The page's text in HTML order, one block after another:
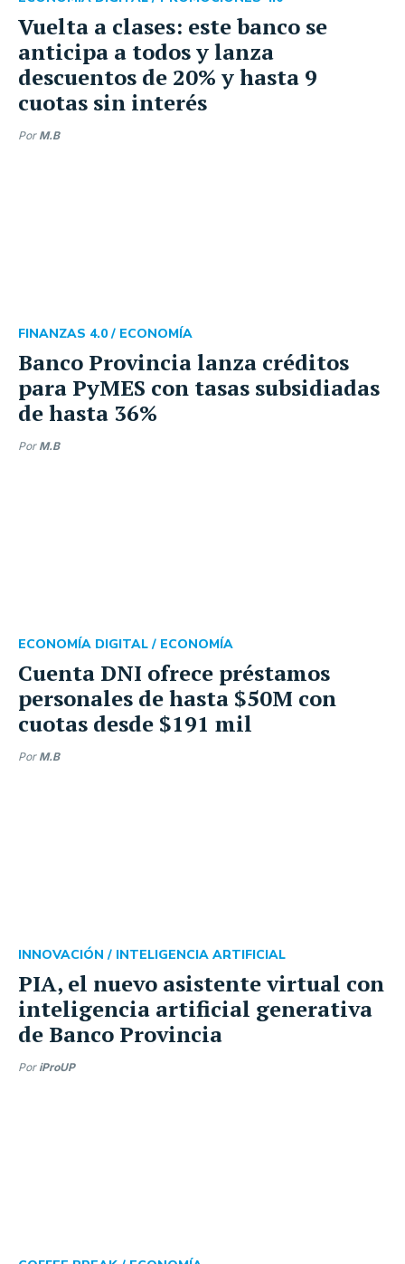
Vuelta a clases: este banco se
anticipa a todos y lanza
descuentos de 20% y hasta 9
cuotas sin interés
Por M.B
Banco Provincia lanza créditos
para PyMES con tasas subsidiadas
de hasta 36%
FINANZAS 4.0 / ECONOMÍA
Por M.B
Cuenta DNI ofrece préstamos
personales de hasta $50M con
cuotas desde $191 mil
ECONOMÍA DIGITAL / ECONOMÍA
Por M.B
PIA, el nuevo asistente virtual con
inteligencia artificial generativa
de Banco Provincia
INNOVACIÓN / INTELIGENCIA ARTIFICIAL
Por iProUP